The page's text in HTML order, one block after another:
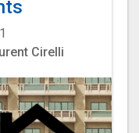
Cirelli